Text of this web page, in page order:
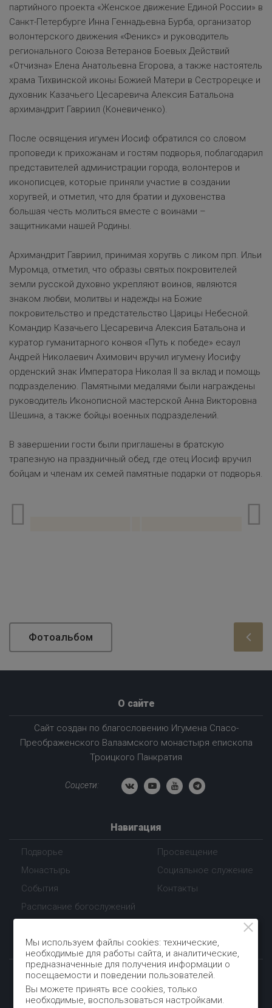
партийного проекта «Женское движение Единой России» в
Санкт-Петербурге Инна Геннадьевна Бурба, организатор
волонтерского движения «Феникс» и руководитель
регионального Союза Ветеранов Боевых Действий
«Отчизна» Елена Анатольевна Егорова, а также настоятель
храма Тихвинской иконы Божией Матери в Сестрорецке и
духовник Казачьего Цесаревича Алексия Батальона
архимандрит Гавриил (Коневиченко).
После освящения игумен Иосиф обратился со словом
проповеди к прихожанам и гостям подворья, поблагодарил
представителей администрации города, волонтеров и
иконописцев, которые приняли участие в создании
хоругвей, и отметил, что для братии и духовенства
большая честь молиться вместе с воинами –
защитниками нашей Родины.
Архимандрит Гавриил, принимая хоругвь с ликом прп. Ильи
Муромца, отметил, что образы святых покровителей
земли русской духовно укрепляют воинов, являются
знаком любви, молитвы и надежды на Божие
покровительство и предстательство Царицы Небесной.
Командир Казачьего Цесаревича Алексия Батальона и
куратор гуманитарного конвоя «Путь к победе» есаул
Андрей Николаевич Ахимович вручил игумену Иосифу
орденский знак Императора Николая II за вклад и помощь
подразделению. Памятными медалями были награждены
руководитель Иконописной мастерской Анна Викторовна
Шешина, а также бойцы военных подразделений.
В завершении гости были приглашены в братскую
трапезную на праздничный обед, где отец Иосиф вручил
бойцам и членам их семей памятные подарки от подворья.
Фотоальбом
О сайте
Сайт создан по благословению Игумена Спасо-
Преображенского Валаамского монастыря епископа
Троицкого Панкратия
Соцсети:
Навигация
Подворье
Монастырь
События
Расписание богослужений
Просвещение
Социальное служение
Контакты
Контакты
+7 (912) 853-29-02
Пн-Пт с 10:00 до 17:00
Мы используем файлы cookies: технические,
необходимые для работы сайта, и аналитические,
предназначенные для получения информации о
посещаемости и поведении пользователей.
Вы можете принять все cookies, только
необходимые, воспользоваться настройками.